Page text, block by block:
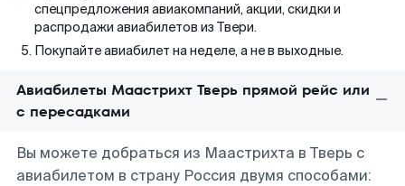
спецпредложения авиакомпаний, акции, скидки и
распродажи авиабилетов из Твери.
Покупайте авиабилет на неделе, а не в выходные.
Авиабилеты Маастрихт Тверь прямой рейс или
с пересадками
Вы можете добраться из Маастрихта в Тверь с
авиабилетом в страну Россия двумя способами: